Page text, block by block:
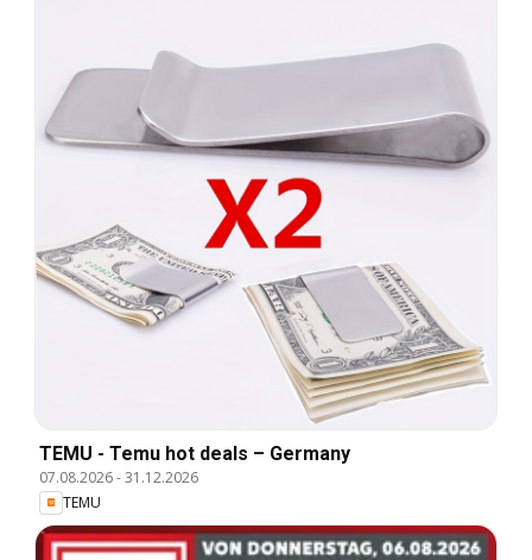
TEMU - Temu hot deals – Germany
07.08.2026-31.12.2026
TEMU